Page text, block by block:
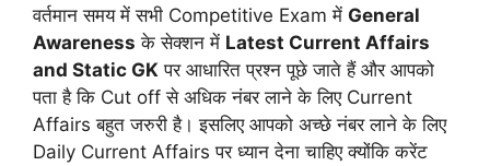
वर्तमान समय में सभी Competitive Exam में General
Awareness के सेक्शन में Latest Current Affairs
and Static GK पर आधारित प्रश्न पूछे जाते हैं और आपको
पता है कि Cut off से अधिक नंबर लाने के लिए Current
Affairs बहुत जरुरी है। इसलिए आपको अच्छे नंबर लाने के लिए
Daily Current Affairs पर ध्यान देना चाहिए क्योंकि करेंट